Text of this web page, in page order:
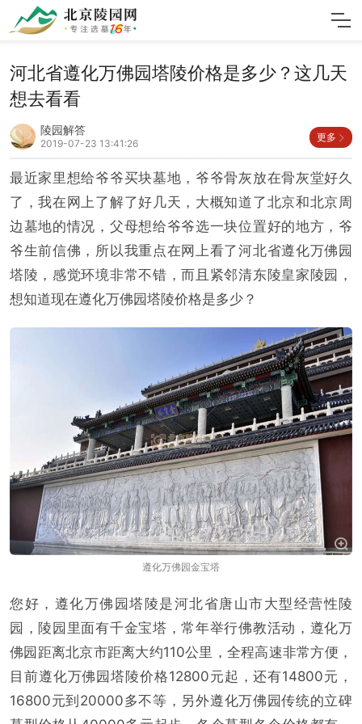
河北省遵化万佛园塔陵价格是多少？这几天
想去看看
陵园解答
2019-07-23 13:41:26
更多
最近家里想给爷爷买块墓地，爷爷骨灰放在骨灰堂好久
了，我在网上了解了好几天，大概知道了北京和北京周
边墓地的情况，父母想给爷爷选一块位置好的地方，爷
爷生前信佛，所以我重点在网上看了河北省遵化万佛园
塔陵，感觉环境非常不错，而且紧邻清东陵皇家陵园，
想知道现在遵化万佛园塔陵价格是多少？
遵化万佛园金宝塔
您好，遵化万佛园塔陵是河北省唐山市大型经营性陵
园，陵园里面有千金宝塔，常年举行佛教活动，遵化万
佛园距离北京市距离大约110公里，全程高速非常方便，
目前遵化万佛园塔陵价格12800元起，还有14800元，
16800元到20000多不等，另外遵化万佛园传统的立碑